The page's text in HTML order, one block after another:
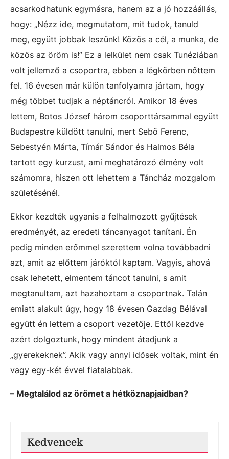
acsarkodhatunk egymásra, hanem az a jó hozzáállás,
hogy: „Nézz ide, megmutatom, mit tudok, tanuld
meg, együtt jobbak leszünk! Közös a cél, a munka, de
közös az öröm is!” Ez a lelkület nem csak Tunéziában
volt jellemző a csoportra, ebben a légkörben nőttem
fel. 16 évesen már külön tanfolyamra jártam, hogy
még többet tudjak a néptáncról. Amikor 18 éves
lettem, Botos József három csoporttársammal együtt
Budapestre küldött tanulni, mert Sebö Ferenc,
Sebestyén Márta, Tímár Sándor és Halmos Béla
tartott egy kurzust, ami meghatározó élmény volt
számomra, hiszen ott lehettem a Táncház mozgalom
születésénél.
Ekkor kezdték ugyanis a felhalmozott gyűjtések
eredményét, az eredeti táncanyagot tanítani. Én
pedig minden erőmmel szerettem volna továbbadni
azt, amit az előttem járóktól kaptam. Vagyis, ahová
csak lehetett, elmentem táncot tanulni, s amit
megtanultam, azt hazahoztam a csoportnak. Talán
emiatt alakult úgy, hogy 18 évesen Gazdag Bélával
együtt én lettem a csoport vezetője. Ettől kezdve
azért dolgoztunk, hogy mindent átadjunk a
„gyerekeknek”. Akik vagy annyi idősek voltak, mint én
vagy egy-két évvel fiatalabbak.
– Megtalálod az örömet a hétköznapjaidban?
Kedvencek